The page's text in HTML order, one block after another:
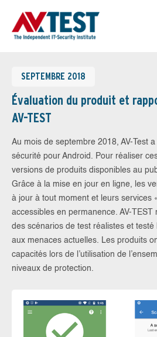
SEPTEMBRE 2018
Évaluation du produit et
AV-TEST
Au mois de septembre 2018, AV-Test
sécurité pour Android. Pour réaliser
versions de produits disponibles au
Grâce à la mise en jour en ligne, les
à jour à tout moment et leurs services
accessibles en permanence. AV-TEST
des scénarios de test réalistes et
aux menaces actuelles. Les produits
capacités lors de l’utilisation de
niveaux de protection.